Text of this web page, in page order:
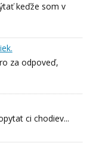
keďže som v
za odpoveď,
ci chodiev...